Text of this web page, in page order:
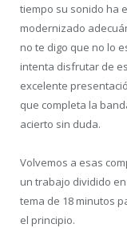
tiempo su sonido ha
modernizado
no te digo que no lo
intenta disfrutar de
excelente
que completa la
acierto sin duda.
Volvemos a esas
un trabajo dividido
tema de 18 minutos
el principio.